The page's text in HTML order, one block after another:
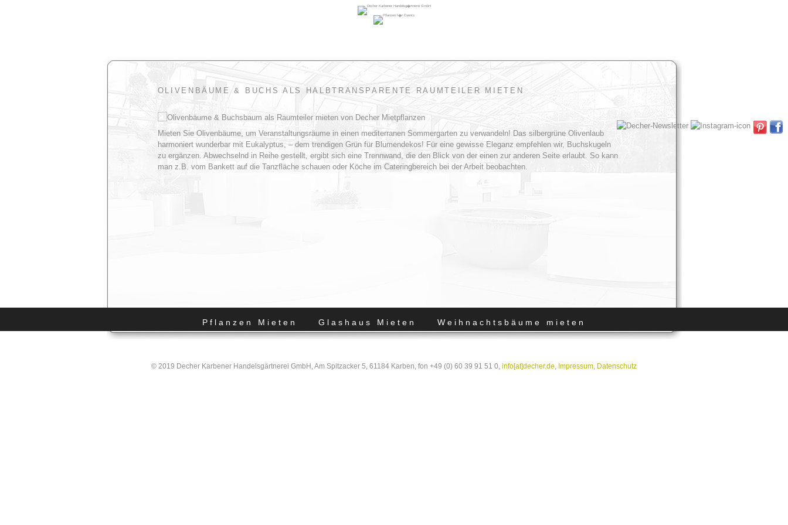
OLIVENBÄUME & BUCHS ALS HALBTRANSPARENTE RAUMTEILER MIETEN
Mieten Sie Olivenbäume, um Veranstaltungsräume in einen mediterranen Sommergarten zu verwandeln! Das silbergrüne Olivenlaub
harmoniert wunderbar mit Eukalyptus, – dem trendigen Grün für Blumendekos! Für eine gewisse Eleganz empfehlen wir, Buchskugeln
zu ergänzen. Abwechselnd in Reihe gestellt, ergibt sich eine Trennwand, die den Blick von der einen zur anderen Seite erlaubt. So kann
man z.B. vom Bankett auf die Tanzfläche schauen oder Köche im Cateringbereich bei der Arbeit beobachten.
Pflanzen Mieten Glashaus Mieten Weihnachtsbäume mieten
© 2019 Decher Karbener Handelsgärtnerei GmbH, Am Spitzacker 5, 61184 Karben, fon +49 (0) 60 39 91 51 0, info[at]decher.de Impressum Datenschutz